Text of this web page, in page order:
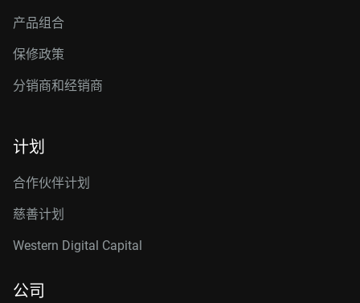
产品组合
保修政策
分销商和经销商
计划
合作伙伴计划
慈善计划
Western Digital Capital
公司